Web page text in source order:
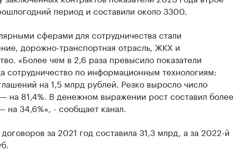
период и составили около 3300.
сферами для сотрудничества стали
дорожно-транспортная отрасль, ЖКХ и
«Более чем в 2,6 раза превысило показатели
сотрудничество по информационным технологиям:
на 1,5 млрд рублей. Резко выросло число
на 81,4%. В денежном выражении рост составил более
на 34,6%», - сообщает канал.
за 2021 год составила 31,3 млрд, а за 2022-й